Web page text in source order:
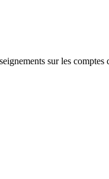
sur les